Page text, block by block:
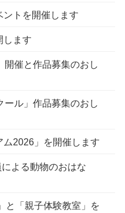
ントを開催します
します
催と作品募集のおし
ル」作品募集のおし
2026」を開催します
よる動物のおはな
と「親子体験教室」を